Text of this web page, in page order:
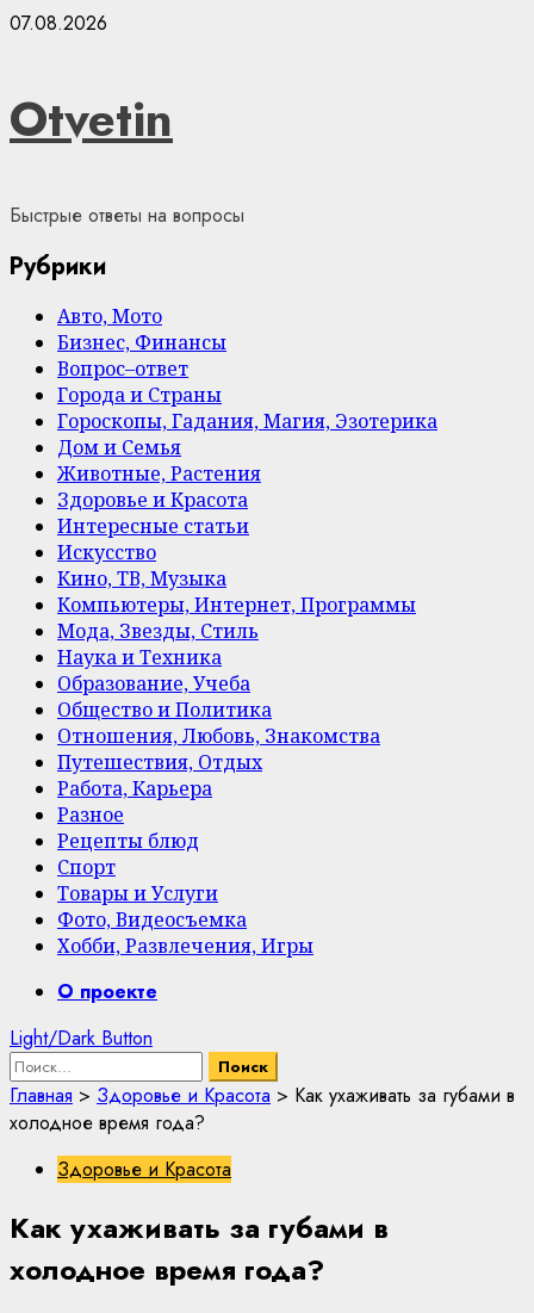
Skip
07.08.2026
Otvetin
Быстрые ответы на вопросы
Рубрики
Авто, Мото
Бизнес, Финансы
Вопрос–ответ
Города и Страны
Гороскопы, Гадания, Магия, Эзотерика
Дом и Семья
Животные, Растения
Здоровье и Красота
Интересные статьи
Искусство
Кино, ТВ, Музыка
Компьютеры, Интернет, Программы
Мода, Звезды, Стиль
Наука и Техника
Образование, Учеба
Общество и Политика
Отношения, Любовь, Знакомства
Путешествия, Отдых
Работа, Карьера
Разное
Рецепты блюд
Спорт
Товары и Услуги
Фото, Видеосъемка
Хобби, Развлечения, Игры
PrimaryО проекте
Light/Dark Button
Найти:
Главная > Здоровье и Красота > Как ухаживать за губами в
холодное время года?
Здоровье и Красота
Как ухаживать за губами в
холодное время года?